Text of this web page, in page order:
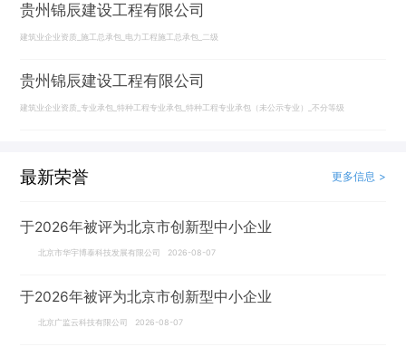
贵州锦辰建设工程有限公司
建筑业企业资质_施工总承包_电力工程施工总承包_二级
贵州锦辰建设工程有限公司
建筑业企业资质_专业承包_特种工程专业承包_特种工程专业承包（未公示专业）_不分等级
最新荣誉 更多信息 >
于2026年被评为北京市创新型中小企业
北京市华宇博泰科技发展有限公司 2026-08-07
于2026年被评为北京市创新型中小企业
北京广监云科技有限公司 2026-08-07